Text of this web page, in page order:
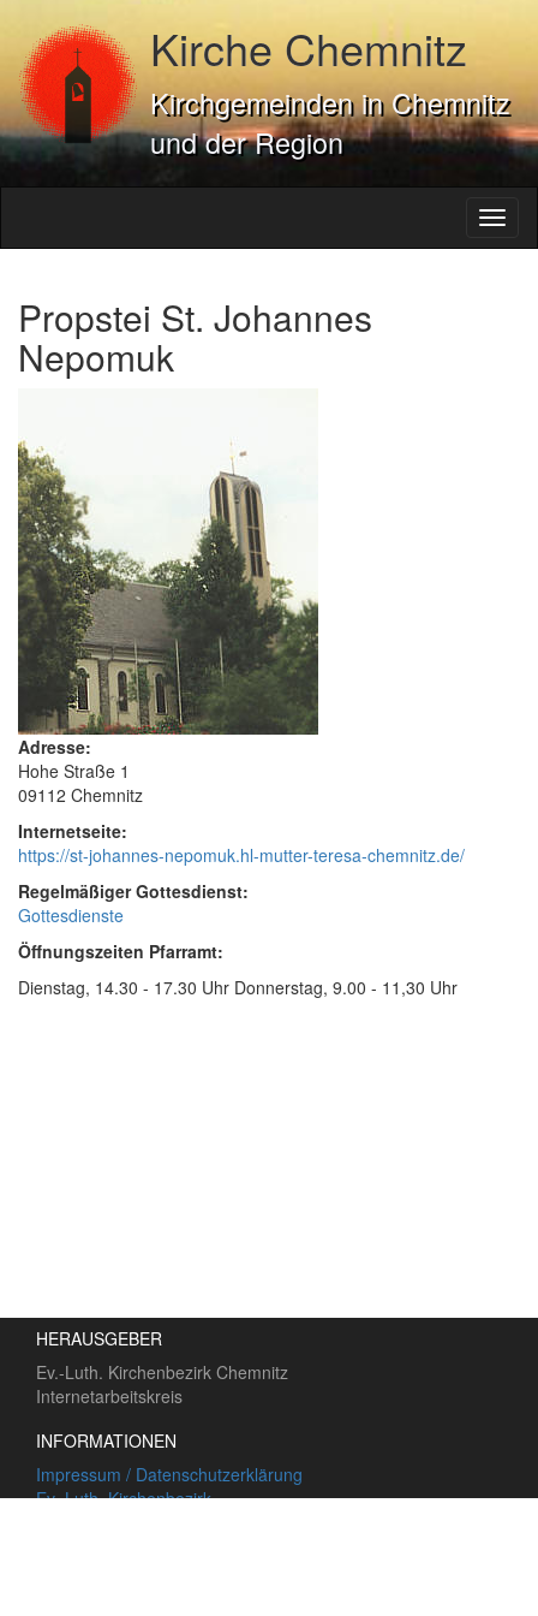
Kirche Chemnitz
Kirchgemeinden in Chemnitz
und der Region
Propstei St. Johannes
Nepomuk
Adresse:
Hohe Straße 1
09112 Chemnitz
Internetseite:
https://st-johannes-nepomuk.hl-mutter-teresa-chemnitz.de/
Regelmäßiger Gottesdienst:
Gottesdienste
Öffnungszeiten Pfarramt:
Dienstag, 14.30 - 17.30 Uhr Donnerstag, 9.00 - 11,30 Uhr
HERAUSGEBER
Ev.-Luth. Kirchenbezirk Chemnitz
Internetarbeitskreis
INFORMATIONEN
Impressum / Datenschutzerklärung
Ev.-Luth. Kirchenbezirk